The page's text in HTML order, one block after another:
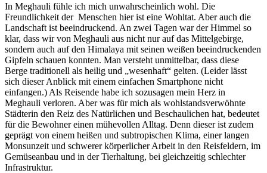
In Meghauli fühle ich mich unwahrscheinlich wohl. Die
Freundlichkeit der Menschen hier ist eine Wohltat. Aber auch die
Landschaft ist beeindruckend. An zwei Tagen war der Himmel so
klar, dass wir von Meghauli aus nicht nur auf das Mittelgebirge,
sondern auch auf den Himalaya mit seinen weißen beeindruckenden
Gipfeln schauen konnten. Man versteht unmittelbar, dass diese
Berge traditionell als heilig und „wesenhaft“ gelten. (Leider lässt
sich dieser Anblick mit einem einfachen Smartphone nicht
einfangen.) Als Reisende habe ich sozusagen mein Herz in
Meghauli verloren. Aber was für mich als wohlstandsverwöhnte
Städterin den Reiz des Natürlichen und Beschaulichen hat, bedeutet
für die Bewohner einen mühevollen Alltag. Denn dieser ist zudem
geprägt von einem heißen und subtropischen Klima, einer langen
Monsunzeit und schwerer körperlicher Arbeit in den Reisfeldern, im
Gemüseanbau und in der Tierhaltung, bei gleichzeitig schlechter
Infrastruktur.